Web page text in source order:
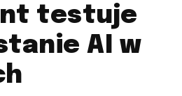
testuje
AI w